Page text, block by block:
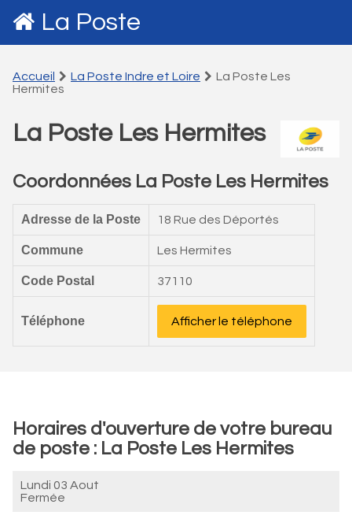
La Poste
Accueil La Poste Indre et Loire
La Poste Les
Hermites
La Poste Les Hermites
Coordonnées La Poste Les Hermites
Adresse de la Poste 18 Rue des Déportés
Commune Les Hermites
Code Postal 37110
Téléphone Afficher le téléphone
Horaires d'ouverture de votre bureau
de poste : La Poste Les Hermites
Lundi 03 Aout
Fermée